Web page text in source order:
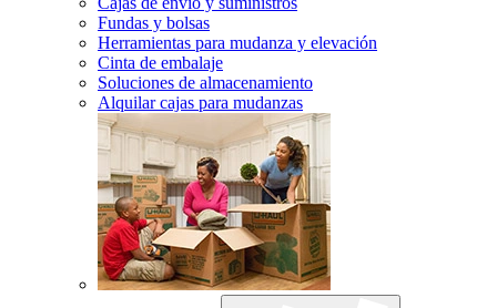
Fundas y bolsas
Herramientas para mudanza y elevación
Cinta de embalaje
Soluciones de almacenamiento
Alquilar cajas para mudanzas